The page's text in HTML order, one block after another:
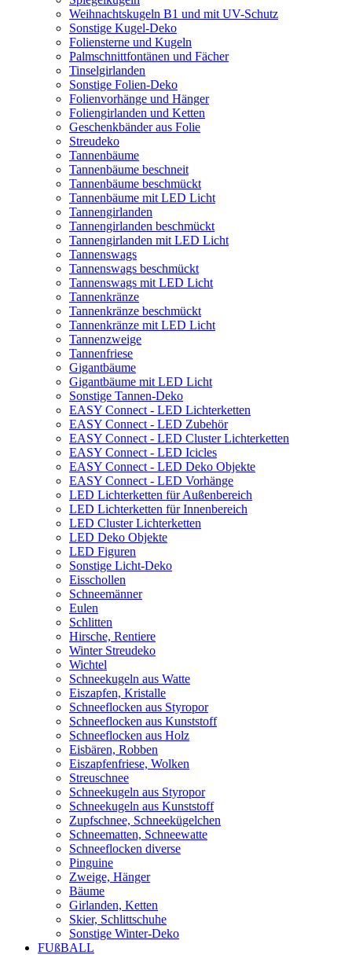
Weihnachtskugeln B1 und mit UV-Schutz
Sonstige Kugel-Deko
Foliensterne und Kugeln
Palmschnittfontänen und Fächer
Tinselgirlanden
Sonstige Folien-Deko
Folienvorhänge und Hänger
Foliengirlanden und Ketten
Geschenkbänder aus Folie
Streudeko
Tannenbäume
Tannenbäume beschneit
Tannenbäume beschmückt
Tannenbäume mit LED Licht
Tannengirlanden
Tannengirlanden beschmückt
Tannengirlanden mit LED Licht
Tannenswags
Tannenswags beschmückt
Tannenswags mit LED Licht
Tannenkränze
Tannenkränze beschmückt
Tannenkränze mit LED Licht
Tannenzweige
Tannenfriese
Gigantbäume
Gigantbäume mit LED Licht
Sonstige Tannen-Deko
EASY Connect - LED Lichterketten
EASY Connect - LED Zubehör
EASY Connect - LED Cluster Lichterketten
EASY Connect - LED Icicles
EASY Connect - LED Deko Objekte
EASY Connect - LED Vorhänge
LED Lichterketten für Außenbereich
LED Lichterketten für Innenbereich
LED Cluster Lichterketten
LED Deko Objekte
LED Figuren
Sonstige Licht-Deko
Eisschollen
Schneemänner
Eulen
Schlitten
Hirsche, Rentiere
Winter Streudeko
Wichtel
Schneekugeln aus Watte
Eiszapfen, Kristalle
Schneeflocken aus Styropor
Schneeflocken aus Kunststoff
Schneeflocken aus Holz
Eisbären, Robben
Eiszapfenfriese, Wolken
Streuschnee
Schneekugeln aus Styropor
Schneekugeln aus Kunststoff
Zupfschnee, Schneekügelchen
Schneematten, Schneewatte
Schneeflocken diverse
Pinguine
Zweige, Hänger
Bäume
Girlanden, Ketten
Skier, Schlittschuhe
Sonstige Winter-Deko
FUßBALL